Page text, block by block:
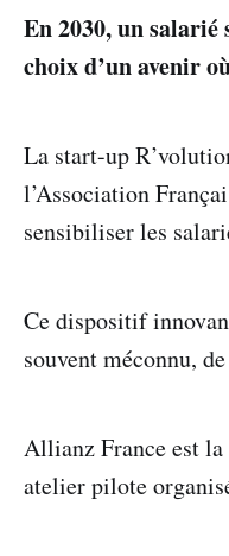
En 2030, un
choix d’un avenir
La start-up
l’Association
sensibiliser les
Ce dispositif
souvent méconnu,
Allianz France est
atelier pilote